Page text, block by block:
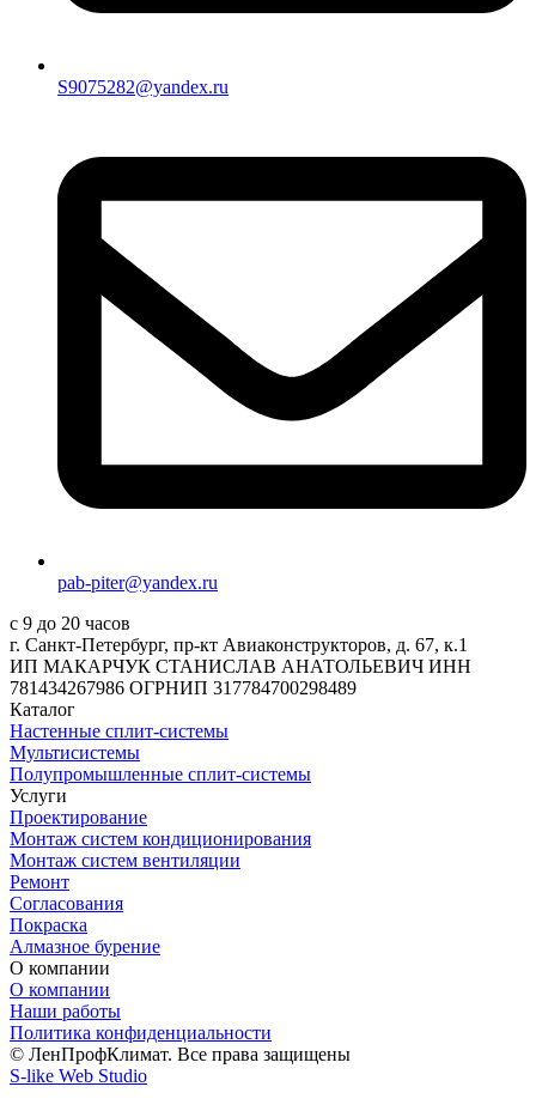
S9075282@yandex.ru
pab-piter@yandex.ru
с 9 до 20 часов
г. Санкт-Петербург, пр-кт Авиаконструкторов, д. 67, к.1
ИП МАКАРЧУК СТАНИСЛАВ АНАТОЛЬЕВИЧ ИНН
781434267986 ОГРНИП 317784700298489
Каталог
Настенные сплит-системы
Мультисистемы
Полупромышленные сплит-системы
Услуги
Проектирование
Монтаж систем кондиционирования
Монтаж систем вентиляции
Ремонт
Согласования
Покраска
Алмазное бурение
О компании
О компании
Наши работы
Политика конфиденциальности
© ЛенПрофКлимат. Все права защищены
S-like Web Studio